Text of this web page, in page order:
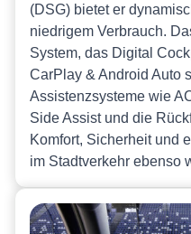
(DSG) bietet er
niedrigem Verbrauch.
System, das Digital
CarPlay & Android Auto
Assistenzsysteme wie
Side Assist und die
Komfort, Sicherheit und
im Stadtverkehr ebenso